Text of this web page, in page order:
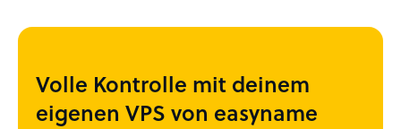
Volle Kontrolle mit deinem
eigenen VPS von easyname